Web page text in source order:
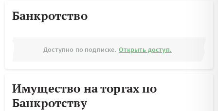
Банкротство
Доступно по подписке. Открыть доступ.
Имущество на торгах по
Банкротству